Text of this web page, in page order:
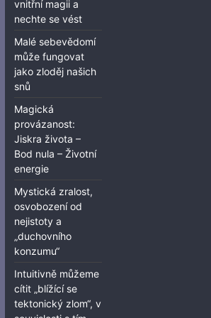
vnitřní magii a
nechte se vést
Malé sebevědomí
může fungovat
jako zloděj našich
snů
Magická
provázanost:
Jiskra života –
Bod nula – Životní
energie
Mystická zralost,
osvobození od
nejistoty a
„duchovního
konzumu“
Intuitivně můžeme
cítit „blížící se
tektonický zlom“, v